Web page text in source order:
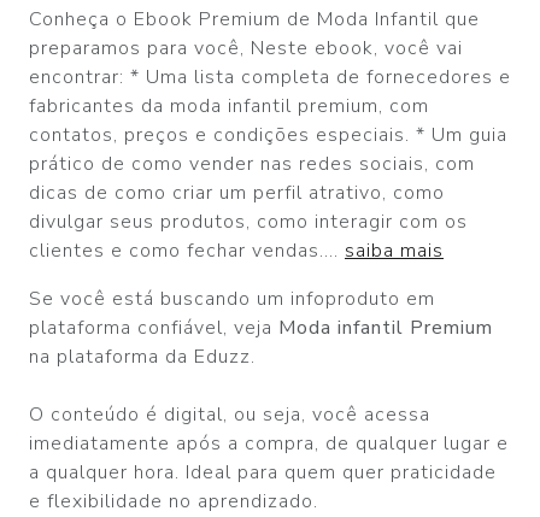
Conheça o Ebook Premium de Moda Infantil que
preparamos para você, Neste ebook, você vai
encontrar: * Uma lista completa de fornecedores e
fabricantes da moda infantil premium, com
contatos, preços e condições especiais. * Um guia
prático de como vender nas redes sociais, com
dicas de como criar um perfil atrativo, como
divulgar seus produtos, como interagir com os
clientes e como fechar vendas.... saiba mais
Se você está buscando um infoproduto em
plataforma confiável, veja Moda infantil Premium
na plataforma da Eduzz.
O conteúdo é digital, ou seja, você acessa
imediatamente após a compra, de qualquer lugar e
a qualquer hora. Ideal para quem quer praticidade
e flexibilidade no aprendizado.